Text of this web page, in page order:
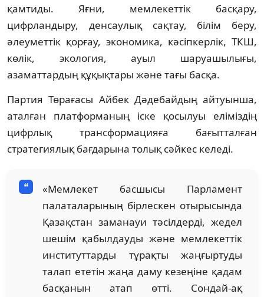
қамтиды. Яғни, мемлекеттік басқару,
цифрландыру, денсаулық сақтау, білім беру,
әлеуметтік қорғау, экономика, кәсіпкерлік, ТКШ,
көлік, экология, ауыл шаруашылығы,
азаматтардың құқықтары және тағы басқа.
Партия Төрағасы Айбек Дәдебайдың айтуынша,
аталған платформаның іске қосылуы еліміздің
цифрлық трансформацияға бағытталған
стратегиялық бағдарына толық сәйкес келеді.
«Мемлекет басшысы Парламент
палаталарының бірлескен отырысында
Қазақстан заманауи тәсілдерді, жедел
шешім қабылдауды және мемлекеттік
институттарды тұрақты жаңғыртуды
талап ететін жаңа даму кезеңіне қадам
басқанын атап өтті. Сондай-ақ